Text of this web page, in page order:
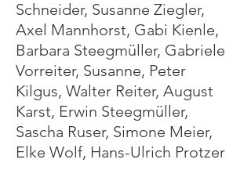
Schneider, Susanne Ziegler,
Axel Mannhorst, Gabi Kienle,
Barbara Steegmüller, Gabriele
Vorreiter, Susanne, Peter
Kilgus, Walter Reiter, August
Karst, Erwin Steegmüller,
Sascha Ruser, Simone Meier,
Elke Wolf, Hans-Ulrich Protzer